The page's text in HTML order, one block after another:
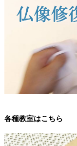
各種教室はこちら